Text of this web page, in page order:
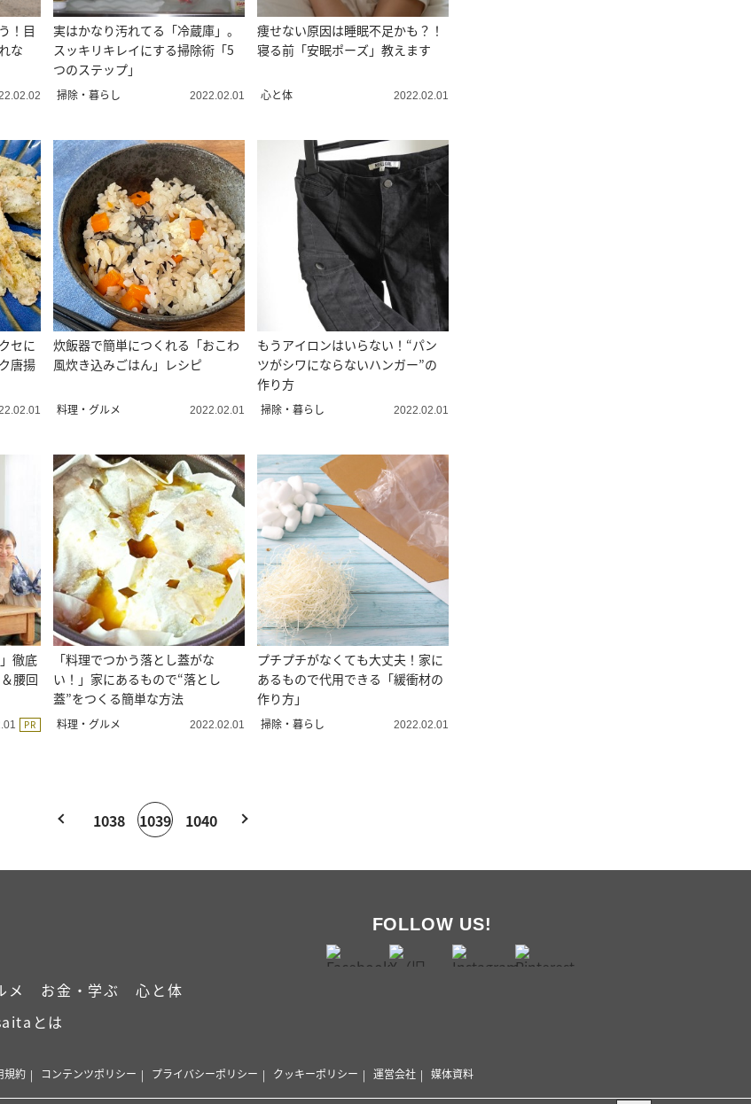
！目
な
実はかなり汚れてる「冷蔵庫」。
スッキリキレイにする掃除術「5
つのステップ」
掃除・暮らし 2022.02.01
痩せない原因は睡眠不足かも？！
寝る前「安眠ポーズ」教えます
心と体 2022.02.01
セに
唐揚
炊飯器で簡単につくれる「おこわ
風炊き込みごはん」レシピ
料理・グルメ 2022.02.01
もうアイロンはいらない！“パン
ツがシワにならないハンガー”の
作り方
掃除・暮らし 2022.02.01
徹底
腰回
PR
「料理でつかう落とし蓋がな
い！」家にあるもので“落とし
蓋”をつくる簡単な方法
料理・グルメ 2022.02.01
プチプチがなくても大丈夫！家に
あるもので代用できる「緩衝材の
作り方」
掃除・暮らし 2022.02.01
1038 1039 1040
メ お金・学ぶ
心と体
とは
FOLLOW US!
規約 コンテンツポリシー プライバシーポリシー クッキーポリシー 運営会社 媒体資料